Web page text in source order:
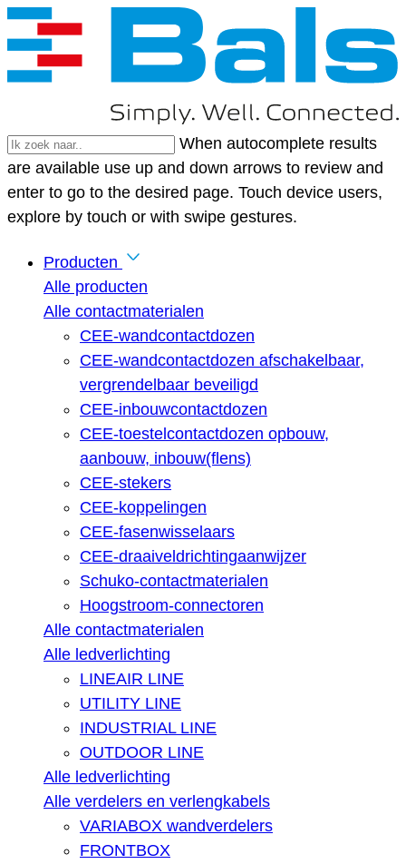
When autocomplete results
are available use up and down arrows to review and
enter to go to the desired page. Touch device users,
explore by touch or with swipe gestures.
Producten
Alle producten
Alle contactmaterialen
CEE-wandcontactdozen
CEE-wandcontactdozen afschakelbaar,
vergrendelbaar beveiligd
CEE-inbouwcontactdozen
CEE-toestelcontactdozen opbouw,
aanbouw, inbouw(flens)
CEE-stekers
CEE-koppelingen
CEE-fasenwisselaars
CEE-draaiveldrichtingaanwijzer
Schuko-contactmaterialen
Hoogstroom-connectoren
Alle contactmaterialen
Alle ledverlichting
LINEAIR LINE
UTILITY LINE
INDUSTRIAL LINE
OUTDOOR LINE
Alle ledverlichting
Alle verdelers en verlengkabels
VARIABOX wandverdelers
FRONTBOX